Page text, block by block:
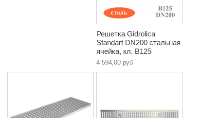
Решетка Gidrolica
Standart DN200 стальная
ячейка, кл. B125
4 594,00 руб